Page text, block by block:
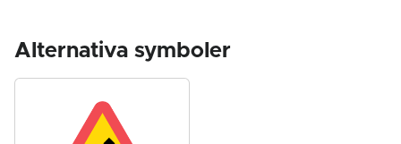
Alternativa symboler